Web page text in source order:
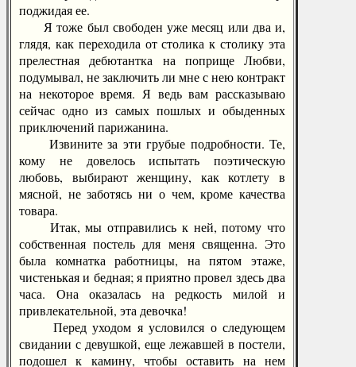
поджидая ее.
Я тоже был свободен уже месяц или два и,
глядя, как переходила от столика к столику эта
прелестная дебютантка на поприще Любви,
подумывал, не заключить ли мне с нею контракт
на некоторое время. Я ведь вам рассказываю
сейчас одно из самых пошлых и обыденных
приключений парижанина.
Извините за эти грубые подробности. Те,
кому не довелось испытать поэтическую
любовь, выбирают женщину, как котлету в
мясной, не заботясь ни о чем, кроме качества
товара.
Итак, мы отправились к ней, потому что
собственная постель для меня священна. Это
была комнатка работницы, на пятом этаже,
чистенькая и бедная; я приятно провел здесь два
часа. Она оказалась на редкость милой и
привлекательной, эта девочка!
Перед уходом я условился о следующем
свидании с девушкой, еще лежавшей в постели,
подошел к камину, чтобы оставить на нем